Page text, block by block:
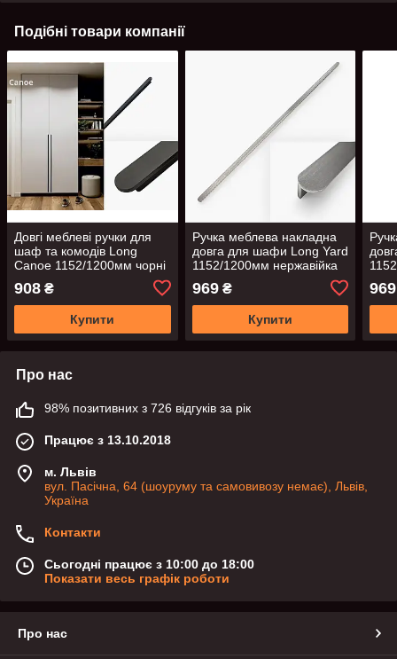
Подібні товари компанії
Довгі меблеві ручки для
шаф та комодів Long
Canoe 1152/1200мм чорні
908 ₴
Купити
Ручка меблева накладна
довга для шафи Long Yard
1152/1200мм нержавійка
969₴
Купити
969
Про нас
98% позитивних з 726 відгуків за рік
Працює з 13.10.2018
м. Львів
вул. Пасічна, 64 (шоуруму та самовивозу немає), Львів,
Україна
Контакти
Сьогодні працює з 10:00 до 18:00
Показати весь графік роботи
Про нас